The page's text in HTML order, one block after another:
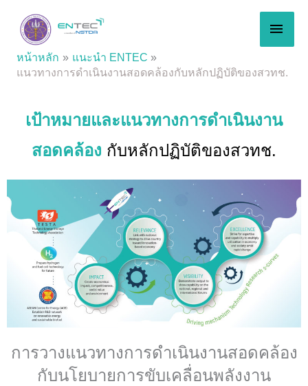
content
หน้าหลัก
แนะนำ ENTEC
แนวทางการดำเนินงานสอดคล้องกับหลักปฏิบัติของสวทช.
เป้าหมายและแนวทางการดำเนินงาน
สอดคล้อง กับหลักปฏิบัติของสวทช.
การวางแนวทางการดำเนินงานสอดคล้อง
กับนโยบายการขับเคลื่อนพลังงาน